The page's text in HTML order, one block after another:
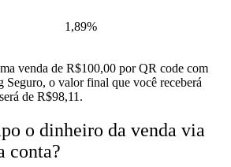
1,89%
venda de R$100,00 por QR code com
Seguro, o valor final que você receberá
de R$98,11.
o dinheiro da venda via
conta?